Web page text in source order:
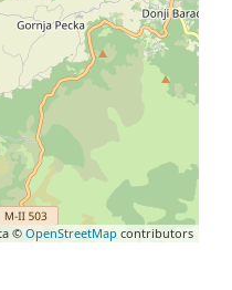
© OpenStreetMap contributors